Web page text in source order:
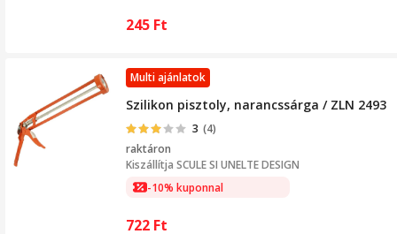
245 Ft
Multi ajánlatok
Szilikon pisztoly, narancssárga / ZLN 2493
3 (4)
raktáron
Kiszállítja SCULE SI UNELTE DESIGN
-10% kuponnal
722 Ft